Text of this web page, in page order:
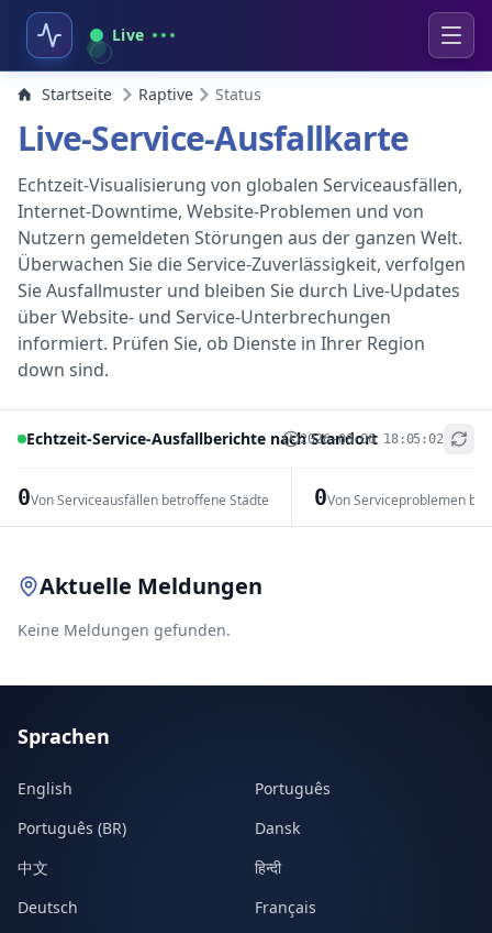
Live
Startseite Raptive Status
Live-Service-Ausfallkarte
Echtzeit-Visualisierung von globalen Serviceausfällen,
Internet-Downtime, Website-Problemen und von
Nutzern gemeldeten Störungen aus der ganzen Welt.
Überwachen Sie die Service-Zuverlässigkeit, verfolgen
Sie Ausfallmuster und bleiben Sie durch Live-Updates
über Website- und Service-Unterbrechungen
informiert. Prüfen Sie, ob Dienste in Ihrer Region
down sind.
Echtzeit-Service-Ausfallberichte nach Standort
2026-08-06 18:05:02
0Von Serviceausfällen betroffene Städte 0Von Serviceproblemen
+
Aktuelle Meldungen
Keine Meldungen gefunden.
Sprachen
English
Português
Português (BR)
Dansk
中文
हिन्दी
Deutsch
Français